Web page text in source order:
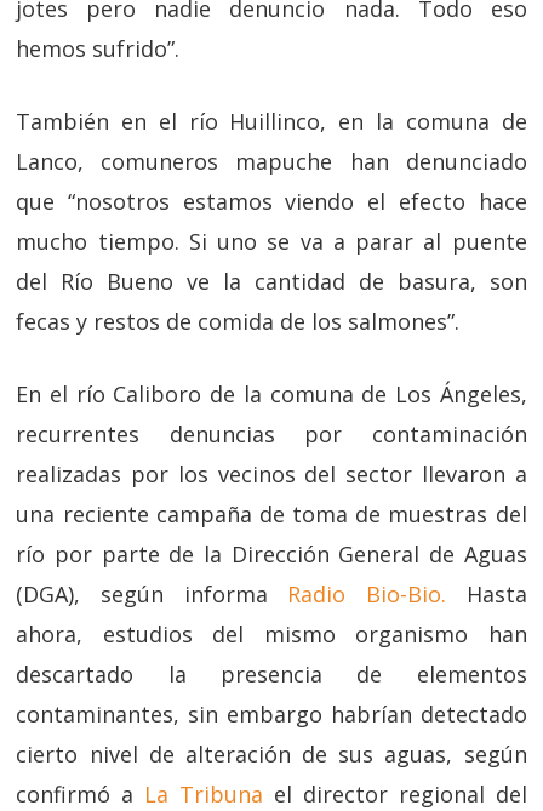
jotes pero nadie denuncio nada. Todo eso
hemos sufrido”.
También en el río Huillinco, en la comuna de
Lanco, comuneros mapuche han denunciado
que “nosotros estamos viendo el efecto hace
mucho tiempo. Si uno se va a parar al puente
del Río Bueno ve la cantidad de basura, son
fecas y restos de comida de los salmones”.
En el río Caliboro de la comuna de Los Ángeles,
recurrentes denuncias por contaminación
realizadas por los vecinos del sector llevaron a
una reciente campaña de toma de muestras del
río por parte de la Dirección General de Aguas
(DGA), según informa Radio Bio-Bio. Hasta
ahora, estudios del mismo organismo han
descartado la presencia de elementos
contaminantes, sin embargo habrían detectado
cierto nivel de alteración de sus aguas, según
confirmó a La Tribuna el director regional del